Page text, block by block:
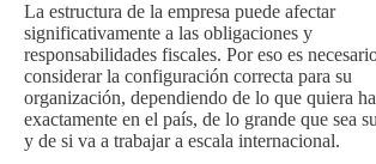
La estructura de la empresa puede afectar
significativamente a las obligaciones y
responsabilidades fiscales. Por eso es
considerar la configuración correcta para su
organización, dependiendo de lo que quiera
exactamente en el país, de lo grande que sea
y de si va a trabajar a escala internacional.